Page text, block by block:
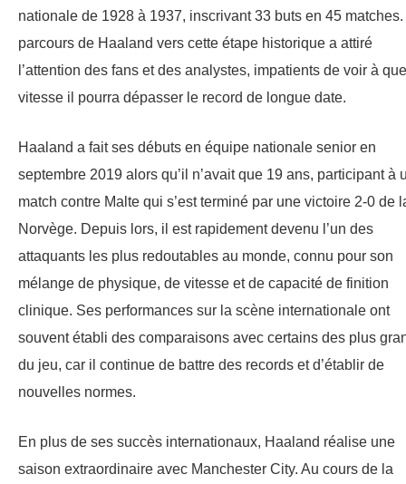
nationale de 1928 à 1937, inscrivant 33 buts en 45 matches.
parcours de Haaland vers cette étape historique a attiré
l’attention des fans et des analystes, impatients de voir à
vitesse il pourra dépasser le record de longue date.
Haaland a fait ses débuts en équipe nationale senior en
septembre 2019 alors qu’il n’avait que 19 ans, participant à
match contre Malte qui s’est terminé par une victoire 2-0 de
Norvège. Depuis lors, il est rapidement devenu l’un des
attaquants les plus redoutables au monde, connu pour son
mélange de physique, de vitesse et de capacité de finition
clinique. Ses performances sur la scène internationale ont
souvent établi des comparaisons avec certains des plus
du jeu, car il continue de battre des records et d’établir de
nouvelles normes.
En plus de ses succès internationaux, Haaland réalise une
saison extraordinaire avec Manchester City. Au cours de la